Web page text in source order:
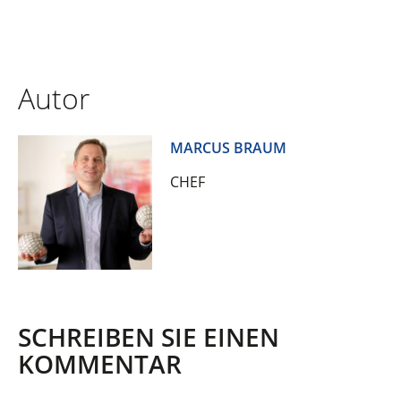
Autor
MARCUS BRAUM
CHEF
SCHREIBEN SIE EINEN
KOMMENTAR